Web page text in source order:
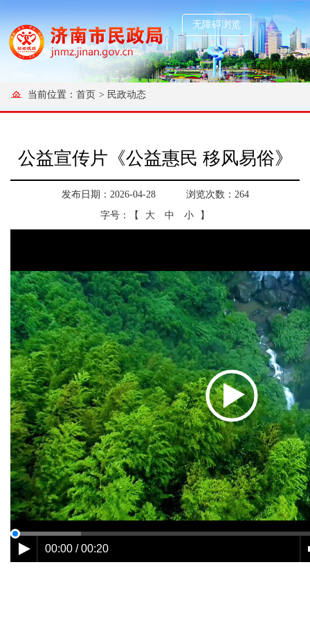
无障碍浏览
当前位置： 首页 > 民政动态
公益宣传片《公益惠民 移风易俗》
发布日期：2026-04-28 浏览次数： 264
字号：【
大 中 小 】
00:00 / 00:20